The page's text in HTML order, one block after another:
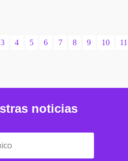
3 4 5 6 7 8 9 10 11
noticias